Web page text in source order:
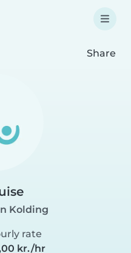
Share
Kolding
rate
kr./hr